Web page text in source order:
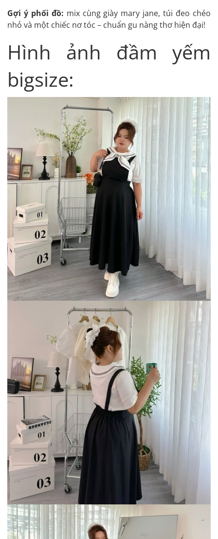
Gợi ý phối đồ: mix cùng giày mary jane, túi đeo chéo
nhỏ và một chiếc nơ tóc – chuẩn gu nàng thơ hiện đại!
Hình ảnh đầm yếm
bigsize: